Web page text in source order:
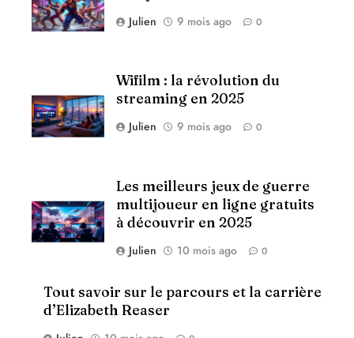
Julien 9 mois ago 0
Wifilm : la révolution du
streaming en 2025
Julien 9 mois ago 0
Les meilleurs jeux de guerre
multijoueur en ligne gratuits
à découvrir en 2025
Julien 10 mois ago 0
Tout savoir sur le parcours et la carrière
d’Elizabeth Reaser